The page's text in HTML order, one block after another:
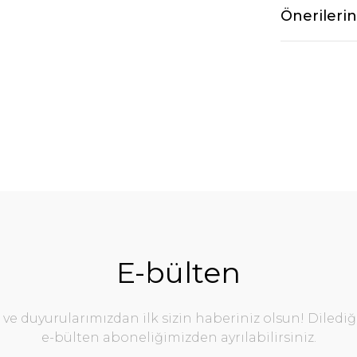
E-bülten
ve duyurularımızdan ilk sizin haberiniz olsun!
e-bülten aboneliğimizden ayrılabilirsiniz.